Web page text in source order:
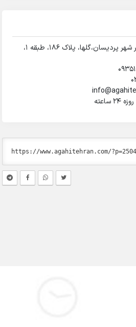
استان البرز کرج گلشهر شهر پردیسان،گلها، پلاک ۱۸۶، طبقه ۱،